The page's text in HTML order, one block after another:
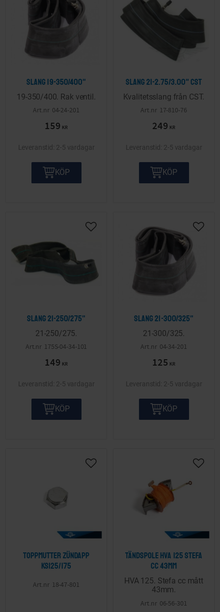
Slang 19-350/400"
19-350/400. Rak ventil.
04-24-201
159 KR
2-5 vardagar
KÖP
Slang 21-2.75/3.00" CST
Kvalitetsslang från CST.
17-810-76
249 KR
2-5 vardagar
KÖP
Slang 21-250/275"
21-250/275.
175S-04-34-101
149 KR
Lägg till i önskelista
2-5 vardagar
KÖP
Slang 21-300/325"
21-300/325.
04-34-201
125 KR
Lägg
2-5 vardagar
KÖP
Toppmutter Zündapp
KS125/175
18-47-801
Lägg till i önskelista
Tändspole HVA 125 Stefa
cc 43mm
HVA 125. Stefa cc mått
43mm.
06-56-301
Lägg